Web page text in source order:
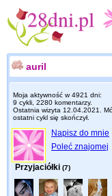
auril
Moja aktywność w 4921 dni:
9 cykli, 2280 komentarzy.
Ostatnia wizyta 12.04.2021
.
ostatni cykl się skończył.
Napisz do mnie
Poleć znajomej
Przyjaciółki (7)